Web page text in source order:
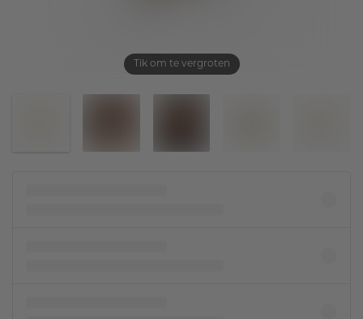
Tik om te vergroten